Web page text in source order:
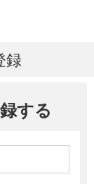
録
する